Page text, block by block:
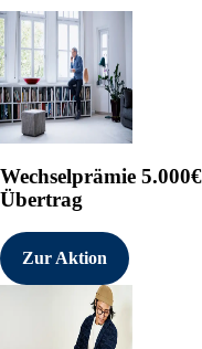
Wechselprämie
Übertrag
Zur Aktion